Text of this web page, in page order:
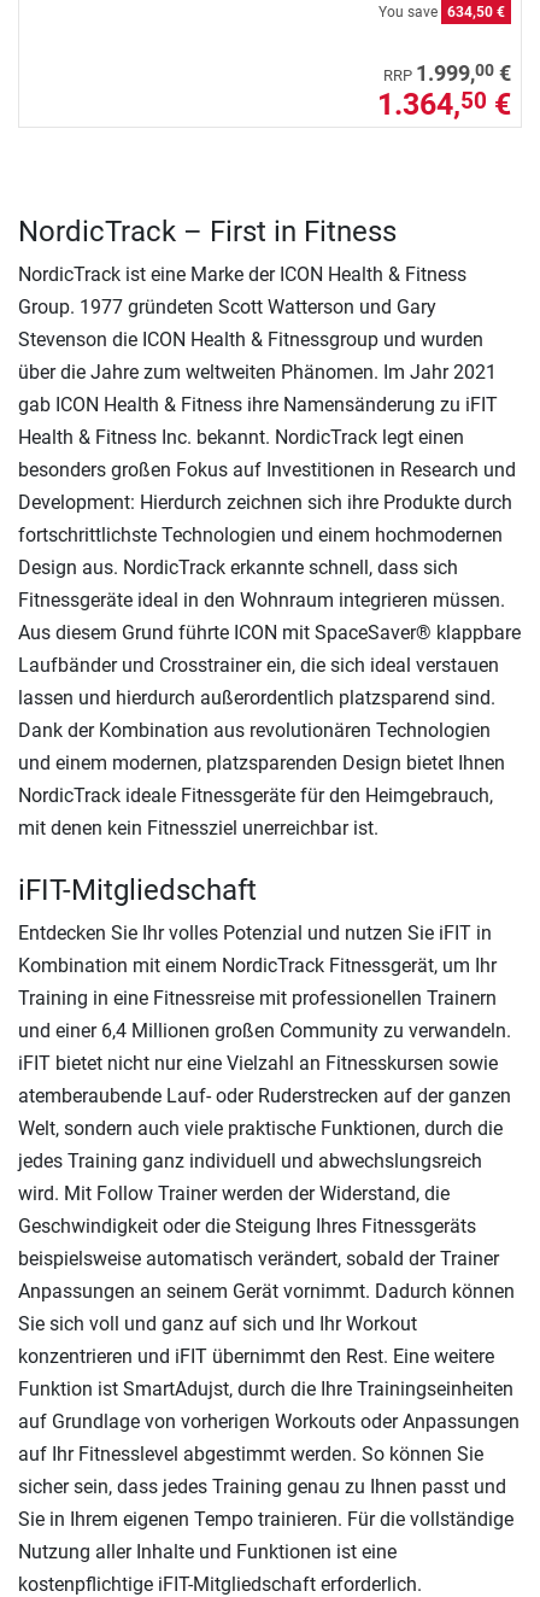
You save 634,50 €
RRP 1.999,00 €
1.364,50 €
NordicTrack – First in Fitness
NordicTrack ist eine Marke der ICON Health & Fitness
Group. 1977 gründeten Scott Watterson und Gary
Stevenson die ICON Health & Fitnessgroup und wurden
über die Jahre zum weltweiten Phänomen. Im Jahr 2021
gab ICON Health & Fitness ihre Namensänderung zu iFIT
Health & Fitness Inc. bekannt. NordicTrack legt einen
besonders großen Fokus auf Investitionen in Research und
Development: Hierdurch zeichnen sich ihre Produkte durch
fortschrittlichste Technologien und einem hochmodernen
Design aus. NordicTrack erkannte schnell, dass sich
Fitnessgeräte ideal in den Wohnraum integrieren müssen.
Aus diesem Grund führte ICON mit SpaceSaver® klappbare
Laufbänder und Crosstrainer ein, die sich ideal verstauen
lassen und hierdurch außerordentlich platzsparend sind.
Dank der Kombination aus revolutionären Technologien
und einem modernen, platzsparenden Design bietet Ihnen
NordicTrack ideale Fitnessgeräte für den Heimgebrauch,
mit denen kein Fitnessziel unerreichbar ist.
iFIT-Mitgliedschaft
Entdecken Sie Ihr volles Potenzial und nutzen Sie iFIT in
Kombination mit einem NordicTrack Fitnessgerät, um Ihr
Training in eine Fitnessreise mit professionellen Trainern
und einer 6,4 Millionen großen Community zu verwandeln.
iFIT bietet nicht nur eine Vielzahl an Fitnesskursen sowie
atemberaubende Lauf- oder Ruderstrecken auf der ganzen
Welt, sondern auch viele praktische Funktionen, durch die
jedes Training ganz individuell und abwechslungsreich
wird. Mit Follow Trainer werden der Widerstand, die
Geschwindigkeit oder die Steigung Ihres Fitnessgeräts
beispielsweise automatisch verändert, sobald der Trainer
Anpassungen an seinem Gerät vornimmt. Dadurch können
Sie sich voll und ganz auf sich und Ihr Workout
konzentrieren und iFIT übernimmt den Rest. Eine weitere
Funktion ist SmartAdujst, durch die Ihre Trainingseinheiten
auf Grundlage von vorherigen Workouts oder Anpassungen
auf Ihr Fitnesslevel abgestimmt werden. So können Sie
sicher sein, dass jedes Training genau zu Ihnen passt und
Sie in Ihrem eigenen Tempo trainieren. Für die vollständige
Nutzung aller Inhalte und Funktionen ist eine
kostenpflichtige iFIT-Mitgliedschaft erforderlich.